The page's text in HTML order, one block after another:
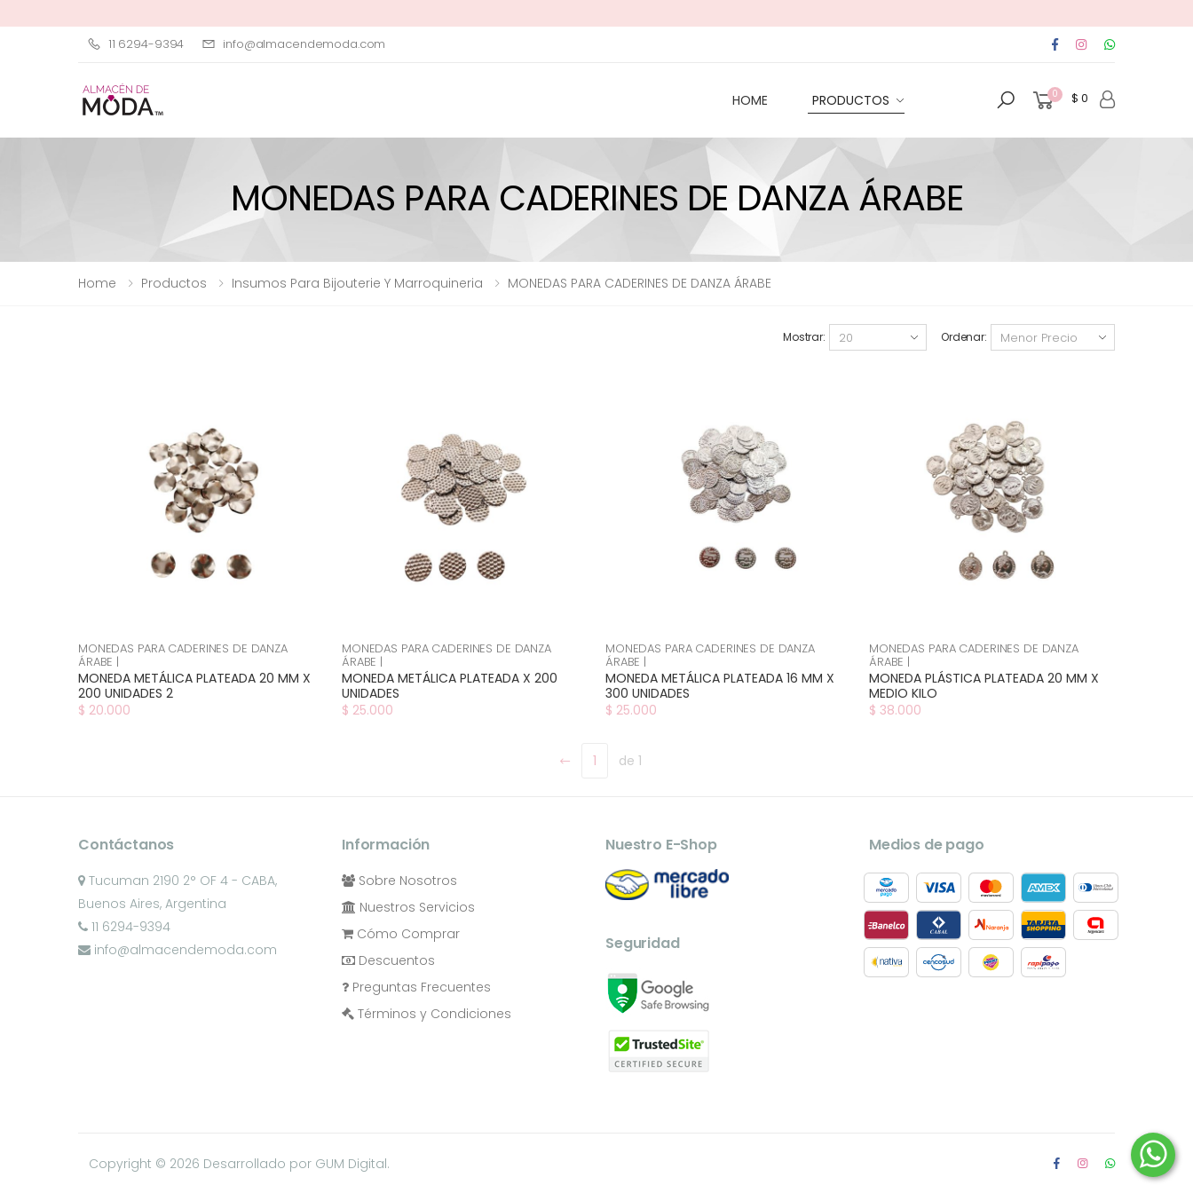
11 6294-9394 info@almacendemoda.com
HOME PRODUCTOS 0 $ 0
MONEDAS PARA CADERINES DE DANZA ÁRABE
Home Productos Insumos Para Bijouterie Y Marroquineria MONEDAS PARA CADERINES DE DANZA ÁRABE
Mostrar: Ordenar:
MONEDAS PARA CADERINES DE DANZA
ÁRABE |
MONEDA METÁLICA PLATEADA 20 MM X
200 UNIDADES 2
$ 20.000
MONEDAS PARA CADERINES DE DANZA
ÁRABE |
MONEDA METÁLICA PLATEADA X 200
UNIDADES
$ 25.000
MONEDAS PARA CADERINES DE DANZA
ÁRABE |
MONEDA METÁLICA PLATEADA 16 MM X
300 UNIDADES
$ 25.000
MONEDAS PARA CADERINES DE DANZA
ÁRABE |
MONEDA PLÁSTICA PLATEADA 20 MM X
MEDIO KILO
$ 38.000
1 de 1
Contáctanos
Tucuman 2190 2° OF 4 - CABA,
Buenos Aires, Argentina
11 6294-9394
info@almacendemoda.com
Información
Sobre Nosotros
Nuestros Servicios
Cómo Comprar
Descuentos
Preguntas Frecuentes
Términos y Condiciones
Nuestro E-Shop
Seguridad
Medios de pago
Copyright © 2026 Desarrollado por GUM Digital.